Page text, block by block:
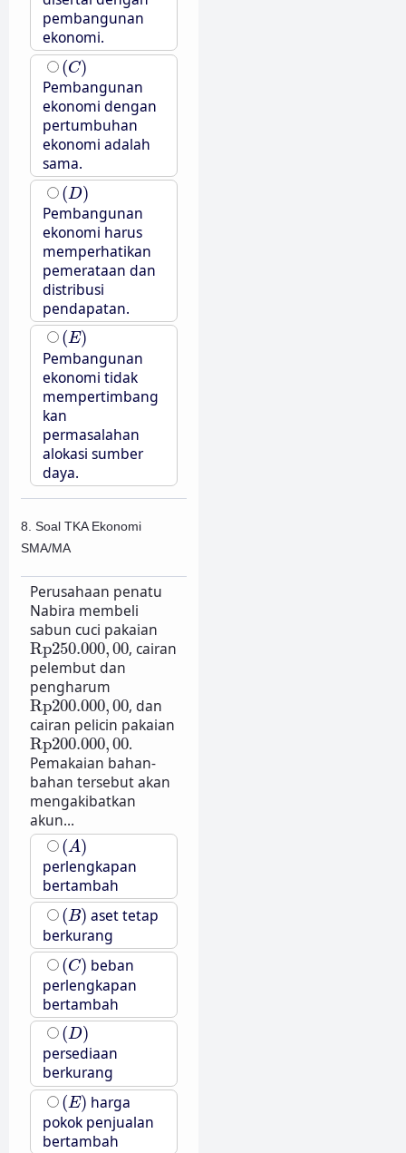
pembangunan
ekonomi.
(C)
(C)
Pembangunan
ekonomi dengan
pertumbuhan
ekonomi adalah
sama.
(D)
(D)
Pembangunan
ekonomi harus
memperhatikan
pemerataan dan
distribusi
pendapatan.
(E)
(E)
Pembangunan
ekonomi tidak
mempertimbang
kan
permasalahan
alokasi sumber
daya.
8. Soal TKA Ekonomi
SMA/MA
Perusahaan penatu
Nabira membeli
sabun cuci pakaian
Rp250.000,00
Rp250.000,00, cairan
pelembut dan
pengharum
Rp200.000,00
Rp200.000,00, dan
cairan pelicin pakaian
Rp200.000,00
Rp200.000,00
.
Pemakaian bahan-
bahan tersebut akan
mengakibatkan
akun...
(A)
(A)
perlengkapan
bertambah
(B)
(B) aset tetap
berkurang
(C)
(C) beban
perlengkapan
bertambah
(D)
(D)
persediaan
berkurang
(E)
(E) harga
pokok penjualan
bertambah